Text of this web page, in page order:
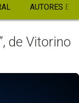
AUTORES
de Vitorino